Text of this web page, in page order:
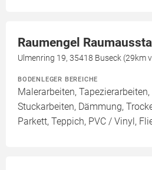
Raumengel
Ulmenring 19, 35418 Buseck (29km
BODENLEGER BEREICHE
Malerarbeiten,
Stuckarbeiten, Dämmung,
Parkett, Teppich, PVC / Vinyl,